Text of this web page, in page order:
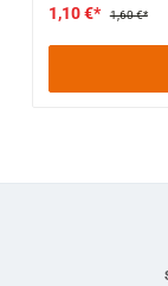
1,10 €* 1,60 €*